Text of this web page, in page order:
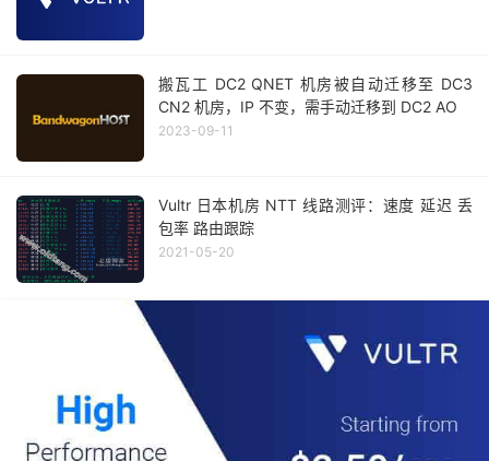
搬瓦工 DC2 QNET 机房被自动迁移至 DC3
CN2 机房，IP 不变，需手动迁移到 DC2 AO
2023-09-11
Vultr 日本机房 NTT 线路测评：速度 延迟 丢
包率 路由跟踪
2021-05-20